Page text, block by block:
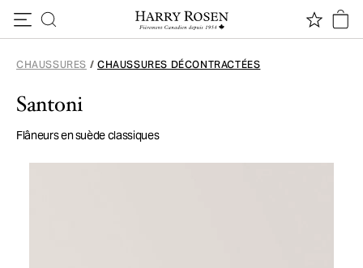
CHAUSSURES / CHAUSSURES DÉCONTRACTÉES
Santoni
Flâneurs en suède classiques